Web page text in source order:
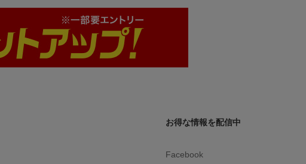
お得な情報を配信中
Facebook